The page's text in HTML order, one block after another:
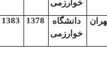
خوارزمی
دانشگاه
خوارزمی
1378
1383